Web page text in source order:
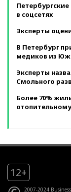
в соцсетях
Эксперты
В Петербург
медиков из
Эксперты
Смольного
Более 70%
12+
2007-2024